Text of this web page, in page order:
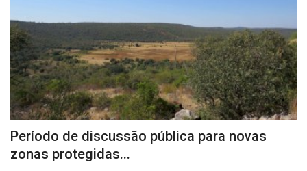
Período de discussão pública para novas
zonas protegidas...